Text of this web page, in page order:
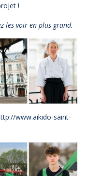
!
les voir en plus grand.
www.aikido-saint-